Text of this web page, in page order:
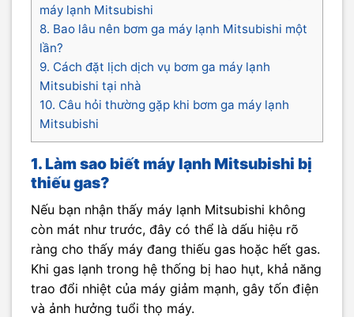
máy lạnh Mitsubishi
8. Bao lâu nên bơm ga máy lạnh Mitsubishi một
lần?
9. Cách đặt lịch dịch vụ bơm ga máy lạnh
Mitsubishi tại nhà
10. Câu hỏi thường gặp khi bơm ga máy lạnh
Mitsubishi
1. Làm sao biết máy lạnh Mitsubishi bị
thiếu gas?
Nếu bạn nhận thấy máy lạnh Mitsubishi không
còn mát như trước, đây có thể là dấu hiệu rõ
ràng cho thấy máy đang thiếu gas hoặc hết gas.
Khi gas lạnh trong hệ thống bị hao hụt, khả năng
trao đổi nhiệt của máy giảm mạnh, gây tốn điện
và ảnh hưởng tuổi thọ máy.